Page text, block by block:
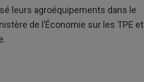
leurs agroéquipements dans le
de l’Économie sur les TPE et